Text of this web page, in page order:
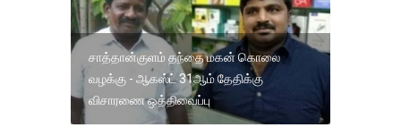
சாத்தான்குளம் தந்தை மகன் கொலை
வழக்கு - ஆகஸ்ட் 31ஆம் தேதிக்கு
விசாரணை ஒத்திவைப்பு